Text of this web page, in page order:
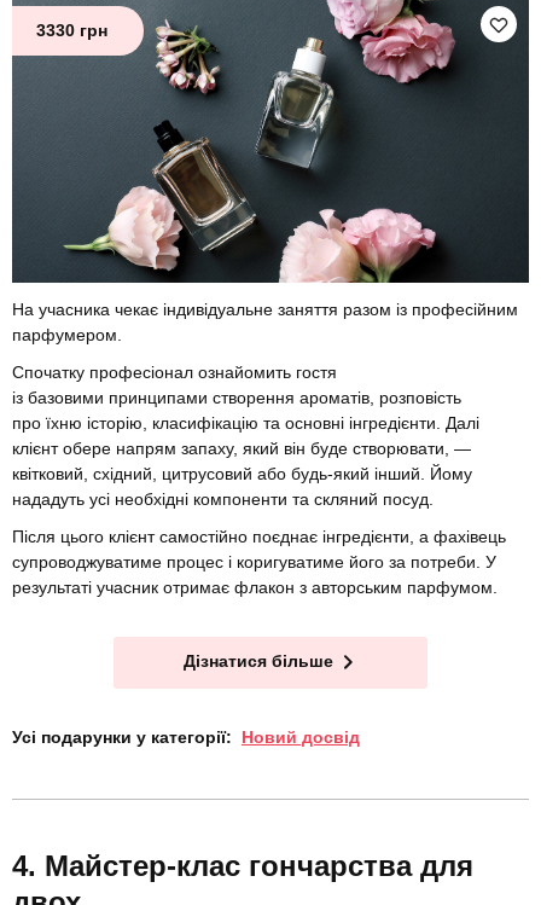
3330 грн
На учасника чекає індивідуальне заняття разом із професійним
парфумером.
Спочатку професіонал ознайомить гостя
із базовими принципами створення ароматів, розповість
про їхню історію, класифікацію та основні інгредієнти. Далі
клієнт обере напрям запаху, який він буде створювати, —
квітковий, східний, цитрусовий або будь-який інший. Йому
нададуть усі необхідні компоненти та скляний посуд.
Після цього клієнт самостійно поєднає інгредієнти, а фахівець
супроводжуватиме процес і коригуватиме його за потреби. У
результаті учасник отримає флакон з авторським парфумом.
Дізнатися більше
Усі подарунки у категорії: Новий досвід
Майстер-клас гончарства для